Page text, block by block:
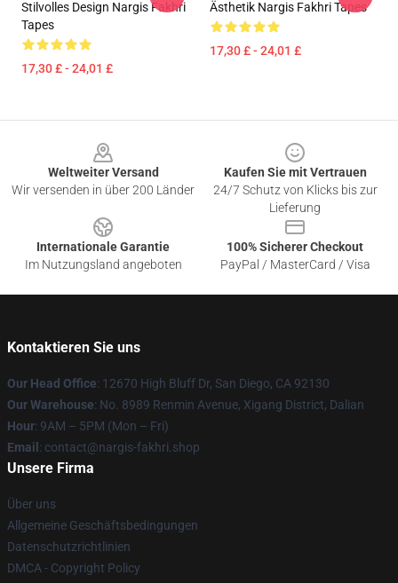
Stilvolles Design Nargis Fakhri
Tapes
17,30 £ - 24,01 £
Ästhetik Nargis Fakhri Tapes
17,30 £ - 24,01 £
Weltweiter Versand
Wir versenden in über 200 Länder
Kaufen Sie mit Vertrauen
24/7 Schutz von Klicks bis zur
Lieferung
Internationale Garantie
Im Nutzungsland angeboten
100% Sicherer Checkout
PayPal / MasterCard / Visa
Kontaktieren Sie uns
Our Head Office: 12670 High Bluff Dr, San Diego, CA 92130
Our Warehouse: No. 8989 Renmin Avenue, Xigang District, Dalian
Hour: 9AM – 5PM (Mon – Fri)
Email : contact@nargis-fakhri.shop
Unsere Firma
Über uns
Allgemeine Geschäftsbedingungen
Datenschutzrichtlinien
DMCA - Copyright Policy